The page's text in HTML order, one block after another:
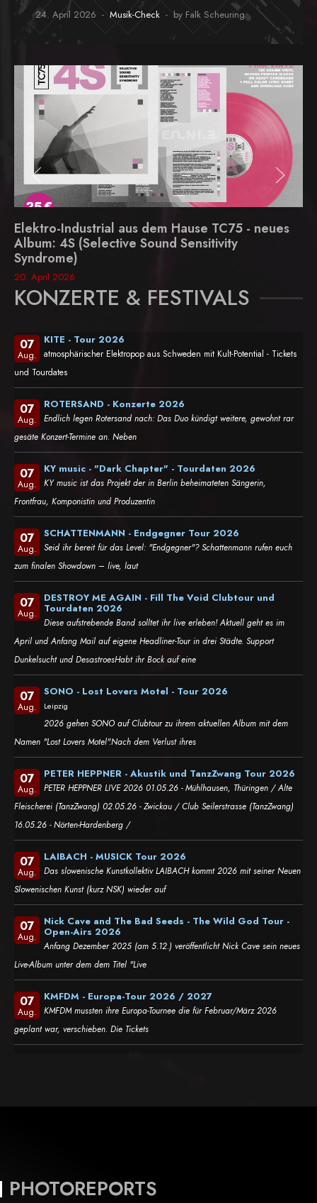
24. April 2026 Musik-Check by Falk Scheuring
Elektro-Industrial aus dem Hause TC75 - neues
Album: 4S (Selective Sound Sensitivity
Syndrome)
20. April 2026
KONZERTE & FESTIVALS
07
Aug.
KITE - Tour 2026
atmosphärischer Elektropop aus Schweden mit Kult-Potential - Tickets
und Tourdates
07
Aug.
ROTERSAND - Konzerte 2026
Endlich legen Rotersand nach: Das Duo kündigt weitere, gewohnt rar
gesäte Konzert-Termine an. Neben
07
Aug.
KY music - "Dark Chapter" - Tourdaten 2026
KY music ist das Projekt der in Berlin beheimateten Sängerin,
Frontfrau, Komponistin und Produzentin
07
Aug.
SCHATTENMANN - Endgegner Tour 2026
Seid ihr bereit für das Level: "Endgegner"? Schattenmann rufen euch
zum finalen Showdown – live, laut
07
Aug.
DESTROY ME AGAIN - Fill The Void Clubtour und
Tourdaten 2026
Diese aufstrebende Band solltet ihr live erleben! Aktuell geht es im
April und Anfang Mail auf eigene Headliner-Tour in drei Städte. Support
Dunkelsucht und DesastroesHabt ihr Bock auf eine
07
Aug.
SONO - Lost Lovers Motel - Tour 2026
Leipzig
2026 gehen SONO auf Clubtour zu ihrem aktuellen Album mit dem
Namen "Lost Lovers Motel".Nach dem Verlust ihres
07
Aug.
PETER HEPPNER - Akustik und TanzZwang Tour 2026
PETER HEPPNER LIVE 2026 01.05.26 - Mühlhausen, Thüringen / Alte
Fleischerei (TanzZwang) 02.05.26 - Zwickau / Club Seilerstrasse (TanzZwang)
16.05.26 - Nörten-Hardenberg /
07
Aug.
LAIBACH - MUSICK Tour 2026
Das slowenische Kunstkollektiv LAIBACH kommt 2026 mit seiner Neuen
Slowenischen Kunst (kurz NSK) wieder auf
07
Aug.
Nick Cave and The Bad Seeds - The Wild God Tour -
Open-Airs 2026
Anfang Dezember 2025 (am 5.12.) veröffentlicht Nick Cave sein neues
Live-Album unter dem dem Titel "Live
07
Aug.
KMFDM - Europa-Tour 2026 / 2027
KMFDM mussten ihre Europa-Tournee die für Februar/März 2026
geplant war, verschieben. Die Tickets
PHOTOREPORTS